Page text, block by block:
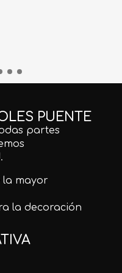
PUENTE
partes
la mayor
la decoración